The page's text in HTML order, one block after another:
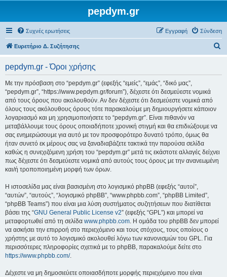
pepdym.gr
Συχνές ερωτήσεις Σύνδεση
Εγγραφή
Ευρετήριο Δ. Συζήτησης
pepdym.gr - Όροι χρήσης
Με την πρόσβαση στο “pepdym.gr” (εφεξής “εμείς”, “εμάς”, “δικό μας”,
“pepdym.gr”, “https://www.pepdym.gr/forum”), δέχεστε ότι δεσμεύεστε νομικά
από τους όρους που ακολουθούν. Αν δεν δέχεστε ότι δεσμεύεστε νομικά από
όλους τους ακόλουθους όρους τότε παρακαλούμε μη δημιουργήσετε κάποιον
λογαριασμό και μη χρησιμοποιήσετε το “pepdym.gr”. Είναι πιθανόν να
μεταβάλλουμε τους όρους οποιαδήποτε χρονική στιγμή και θα επιδιώξουμε να
σας ενημερώσουμε για αυτό με τον προσφορότερο δυνατό τρόπο, όμως θα
ήταν συνετό εκ μέρους σας να ξαναδιαβάζετε τακτικά την παρούσα σελίδα
καθώς η συνεχιζόμενη χρήση του “pepdym.gr” μετά τις εκάστοτε αλλαγές δείχνει
πως δέχεστε ότι δεσμεύεστε νομικά από αυτούς τους όρους με την ανανεωμένη
και/ή τροποποιημένη μορφή των όρων.
Η ιστοσελίδα μας είναι βασισμένη στο λογισμικό phpBB (εφεξής “αυτοί”,
“αυτών”, “αυτούς”, “λογισμικό phpBB”, “www.phpbb.com”, “phpBB Limited”,
“phpBB Teams”) που είναι μια λύση συστήματος συζητήσεων που διατίθεται
βάσει της “GNU General Public License v2” (εφεξής “GPL”) και μπορεί να
μεταφορτωθεί από τη σελίδα www.phpbb.com. Η ομάδα του phpBB δεν μπορεί
να ασκήσει την επιρροή στο περιεχόμενο και τους στόχους, τους οποίους ο
χρήστης με αυτό το λογισμικό ακολουθεί λόγω των κανονισμών του GPL. Για
περισσότερες πληροφορίες σχετικά με το phpBB, παρακαλούμε δείτε στο
https://www.phpbb.com/.
Δέχεστε να μη δημοσιεύετε οποιασδήποτε μορφής περιεχόμενο που είναι